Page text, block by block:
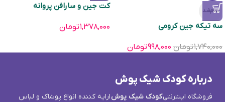
تمام‌شد
سه تیکه جین کرومی
۱,۷۴۰,۰۰۰تومان ۹۹۸,۰۰۰تومان
کت جین و سارافن پروانه
۱,۳۷۸,۰۰۰تومان
درباره کودک شیک پوش
فروشگاه اینترنتیکودک شیک پوشارایه کننده انواع پوشاک و لباس